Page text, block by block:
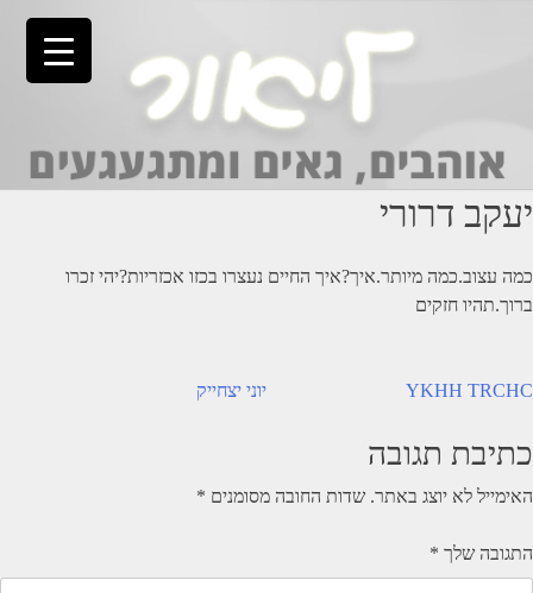
יעקב דרורי
כמה עצוב.כמה מיותר.איך?איך החיים נעצרו בכזו אכזריות?יהי זכרו
ברוך.תהיו חזקים
ניווט יוני יצחייק YKHH TRCHC
כתיבת תגובה
האימייל לא יוצג באתר. שדות החובה מסומנים *
התגובה שלך *